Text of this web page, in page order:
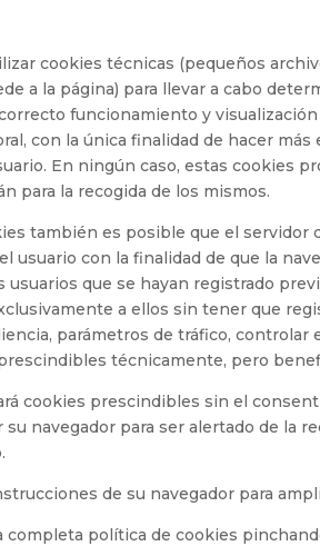
cookies técnicas (pequeños
a la página) para llevar a cabo
funcionamiento y
con la única finalidad de hacer más
En ningún caso, estas cookies
para la recogida de los mismos.
también es posible que el servidor
usuario con la finalidad de que la
usuarios que se hayan registrado
a ellos sin tener que
parámetros de tráfico,
técnicamente, pero
cookies prescindibles sin el
navegador para ser alertado de la
de su navegador para
completa política de cookies